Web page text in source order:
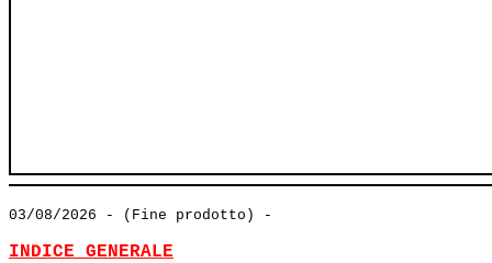
03/08/2026 - (Fine prodotto) -
INDICE GENERALE